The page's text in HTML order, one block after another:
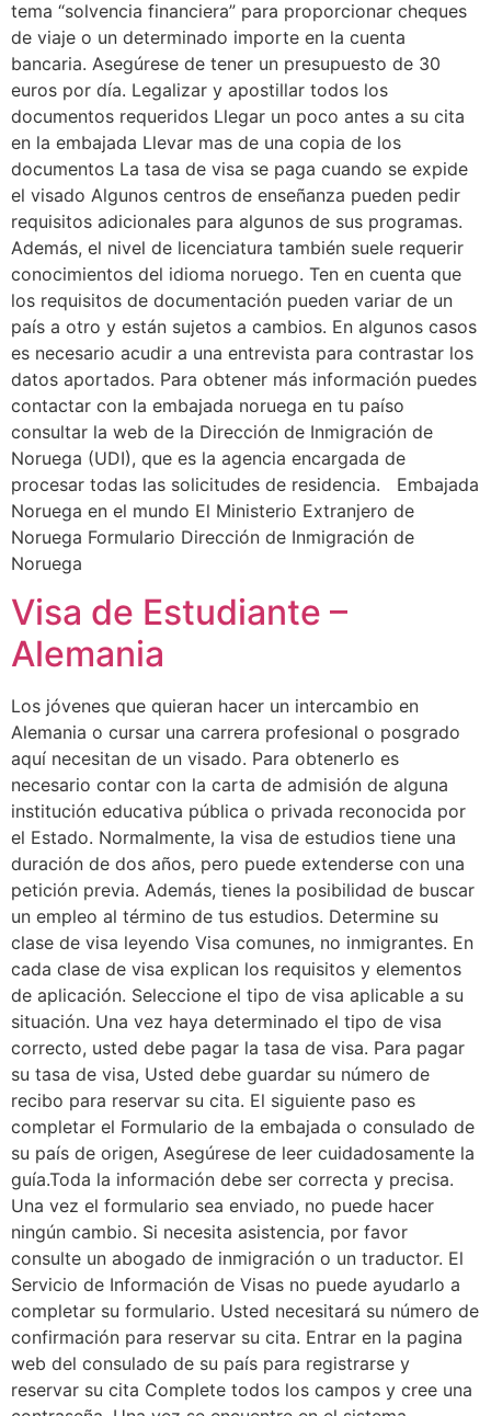
tema “solvencia financiera” para proporcionar cheques
de viaje o un determinado importe en la cuenta
bancaria. Asegúrese de tener un presupuesto de 30
euros por día. Legalizar y apostillar todos los
documentos requeridos Llegar un poco antes a su cita
en la embajada Llevar mas de una copia de los
documentos La tasa de visa se paga cuando se expide
el visado Algunos centros de enseñanza pueden pedir
requisitos adicionales para algunos de sus programas.
Además, el nivel de licenciatura también suele requerir
conocimientos del idioma noruego. Ten en cuenta que
los requisitos de documentación pueden variar de un
país a otro y están sujetos a cambios. En algunos casos
es necesario acudir a una entrevista para contrastar los
datos aportados. Para obtener más información puedes
contactar con la embajada noruega en tu paíso
consultar la web de la Dirección de Inmigración de
Noruega (UDI), que es la agencia encargada de
procesar todas las solicitudes de residencia. Embajada
Noruega en el mundo El Ministerio Extranjero de
Noruega Formulario Dirección de Inmigración de
Noruega
Visa de Estudiante –
Alemania
Los jóvenes que quieran hacer un intercambio en
Alemania o cursar una carrera profesional o posgrado
aquí necesitan de un visado. Para obtenerlo es
necesario contar con la carta de admisión de alguna
institución educativa pública o privada reconocida por
el Estado. Normalmente, la visa de estudios tiene una
duración de dos años, pero puede extenderse con una
petición previa. Además, tienes la posibilidad de buscar
un empleo al término de tus estudios. Determine su
clase de visa leyendo Visa comunes, no inmigrantes. En
cada clase de visa explican los requisitos y elementos
de aplicación. Seleccione el tipo de visa aplicable a su
situación. Una vez haya determinado el tipo de visa
correcto, usted debe pagar la tasa de visa. Para pagar
su tasa de visa, Usted debe guardar su número de
recibo para reservar su cita. El siguiente paso es
completar el Formulario de la embajada o consulado de
su país de origen, Asegúrese de leer cuidadosamente la
guía.Toda la información debe ser correcta y precisa.
Una vez el formulario sea enviado, no puede hacer
ningún cambio. Si necesita asistencia, por favor
consulte un abogado de inmigración o un traductor. El
Servicio de Información de Visas no puede ayudarlo a
completar su formulario. Usted necesitará su número de
confirmación para reservar su cita. Entrar en la pagina
web del consulado de su país para registrarse y
reservar su cita Complete todos los campos y cree una